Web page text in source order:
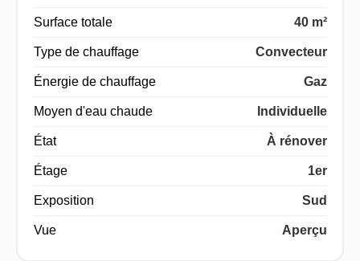
Surface totale 40 m²
Type de chauffage Convecteur
Énergie de chauffage Gaz
Moyen d'eau chaude Individuelle
État À rénover
Étage 1er
Exposition Sud
Vue Aperçu